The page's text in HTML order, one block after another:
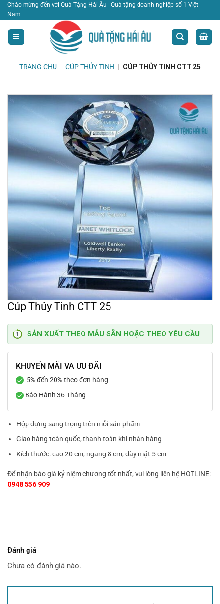
Bỏ
qua
nội
dung
Chào mừng đến với Quà Tặng Hải Âu - Quà tặng doanh nghiệp số 1 Việt
Nam
TRANG CHỦ CÚP THỦY TINH CÚP THỦY TINH CTT 25
Cúp Thủy Tinh CTT 25
SẢN XUẤT THEO MẪU SẴN HOẶC THEO YÊU CẦU
KHUYẾN MÃI VÀ ƯU ĐÃI
5% đến 20% theo đơn hàng
Bảo Hành 36 Tháng
Hộp đựng sang trọng trên mỗi sản phẩm
Giao hàng toàn quốc, thanh toán khi nhận hàng
Kích thước: cao 20 cm, ngang 8 cm, dày mặt 5 cm
Để nhận báo giá kỷ niệm chương tốt nhất, vui lòng liên hệ HOTLINE:
0948 556 909
Đánh giá
Chưa có đánh giá nào.